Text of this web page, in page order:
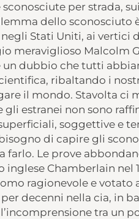
per strada,
dello sconosciuto
Stati Uniti, ai vertici
meraviglioso Malcolm
un dubbio che tutti
ribaltando i
il mondo. Stavolta ci
estranei non sono
soggettive e
di capire gli
farlo. Le prove
Chamberlain nel
ragionevole e votato
decenni nella cia, in
tra un